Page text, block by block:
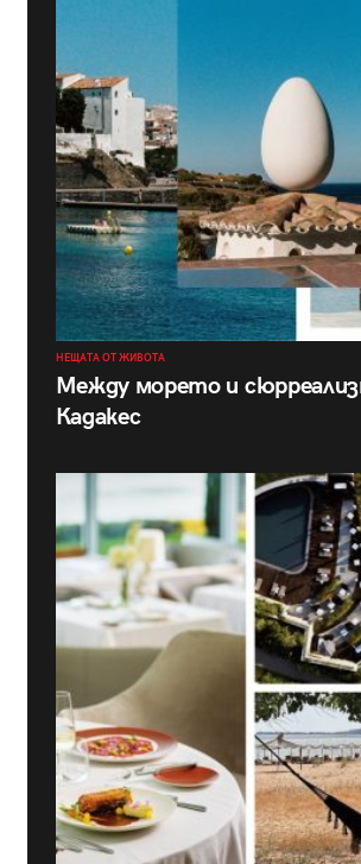
НЕЩАТА ОТ ЖИВОТА
Между морето и
Кадакес